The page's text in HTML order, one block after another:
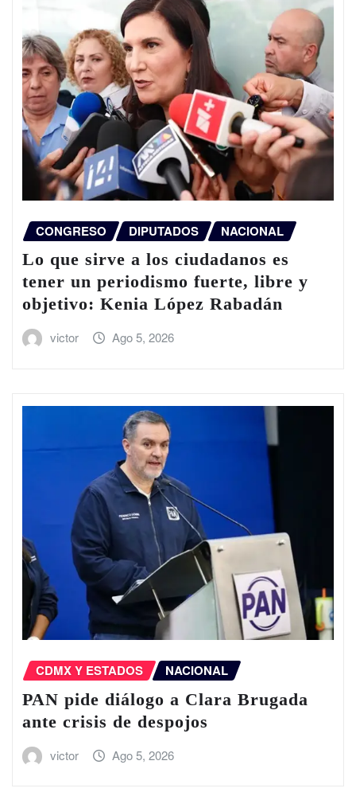
CONGRESO DIPUTADOS NACIONAL
Lo que sirve a los ciudadanos es
tener un periodismo fuerte, libre y
objetivo: Kenia López Rabadán
victor Ago 5, 2026
CDMX Y ESTADOS NACIONAL
PAN pide diálogo a Clara Brugada
ante crisis de despojos
victor Ago 5, 2026